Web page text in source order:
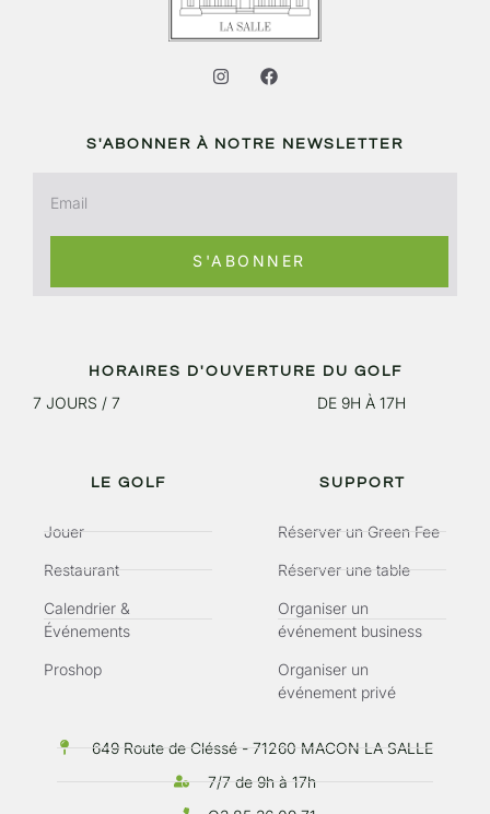
LE GOLF
Jouer
Restaurant
Calendrier &
Événements
Proshop
SUPPORT
Réserver un Green Fee
Réserver une table
Organiser un
événement business
Organiser un
événement privé
649 Route de Cléssé - 71260 MACON LA SALLE
7/7 de 9h à 17h
S'ABONNER À NOTRE NEWSLETTER
S'ABONNER
HORAIRES D'OUVERTURE DU GOLF
7 JOURS / 7 DE 9H À 17H